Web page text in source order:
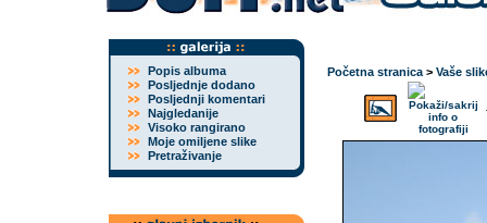
Popis albuma
Posljednje dodano
Posljednji komentari
Najgledanije
Visoko rangirano
Moje omiljene slike
Pretraživanje
Početna stranica > Vaše